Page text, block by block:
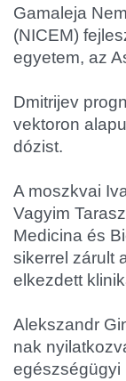
Gamaleja
(NICEM)
egyetem, az
Dmitrijev
vektoron
dózist.
A moszkvai
Vagyim
Medicina és
sikerrel zárult
elkezdett
Alekszandr
nak
egészségügyi